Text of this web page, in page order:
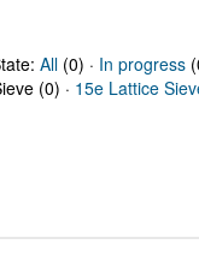
All(0) · In progress
(0) · 15e Lattice